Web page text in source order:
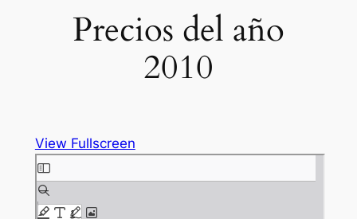
Precios del año
2010
View Fullscreen
Saltar
al
contenido